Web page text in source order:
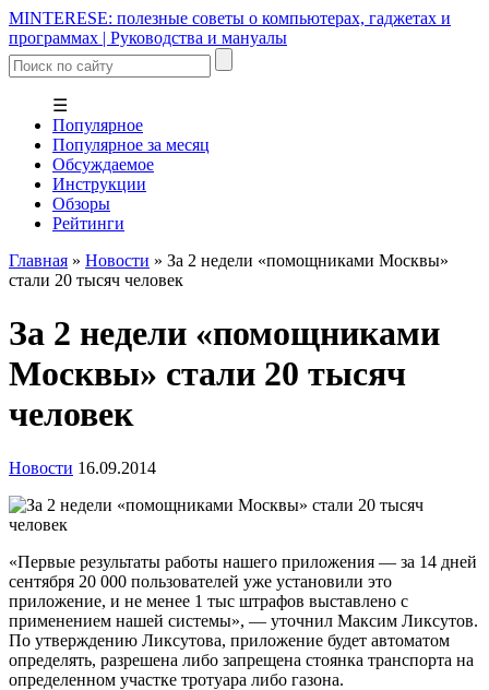
MINTERESE: полезные советы о компьютерах, гаджетах и
программах | Руководства и мануалы
☰
Популярное
Популярное за месяц
Обсуждаемое
Инструкции
Обзоры
Рейтинги
Главная » Новости » За 2 недели «помощниками Москвы»
стали 20 тысяч человек
За 2 недели «помощниками
Москвы» стали 20 тысяч
человек
Новости 16.09.2014
«Первые результаты работы нашего приложения — за 14 дней
сентября 20 000 пользователей уже установили это
приложение, и не менее 1 тыс штрафов выставлено с
применением нашей системы», — уточнил Максим Ликсутов.
По утверждению Ликсутова, приложение будет автоматом
определять, разрешена либо запрещена стоянка транспорта на
определенном участке тротуара либо газона.